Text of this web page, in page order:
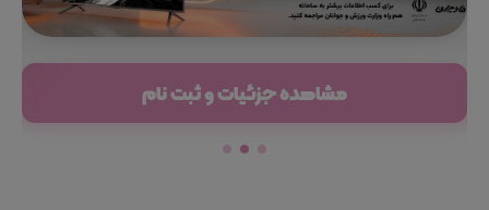
مشاهده جزئیات و ثبت نام